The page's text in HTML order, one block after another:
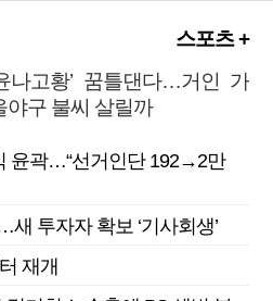
스포츠 +
나고황’ 꿈틀댄다…거인 가
야구 불씨 살릴까
윤곽…“선거인단 192→2만
투자자 확보 ‘기사회생’
재개